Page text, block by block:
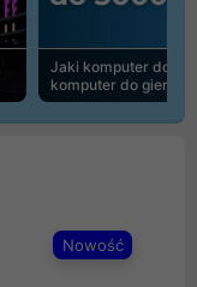
Jaki komputer do
komputer do gier |
Nowość